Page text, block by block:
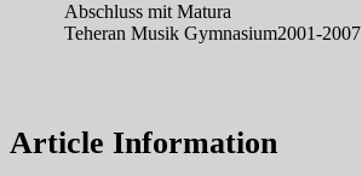
Abschluss mit Matura
Teheran Musik Gymnasium2001-2007
Article Information